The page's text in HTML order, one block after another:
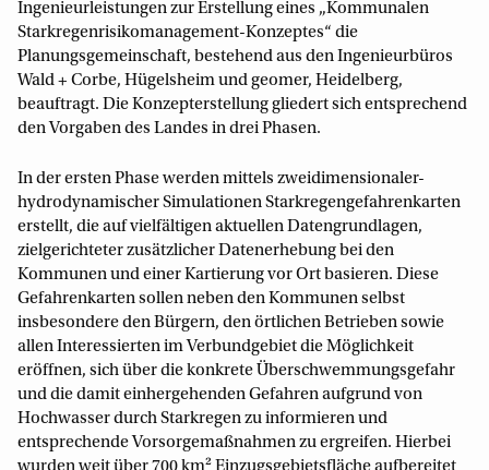
Ingenieurleistungen zur Erstellung eines „Kommunalen
Starkregenrisikomanagement-Konzeptes“ die
Planungsgemeinschaft, bestehend aus den Ingenieurbüros
Wald + Corbe, Hügelsheim und geomer, Heidelberg,
beauftragt. Die Konzepterstellung gliedert sich entsprechend
den Vorgaben des Landes in drei Phasen.
In der ersten Phase werden mittels zweidimensionaler-
hydrodynamischer Simulationen Starkregengefahrenkarten
erstellt, die auf vielfältigen aktuellen Datengrundlagen,
zielgerichteter zusätzlicher Datenerhebung bei den
Kommunen und einer Kartierung vor Ort basieren. Diese
Gefahrenkarten sollen neben den Kommunen selbst
insbesondere den Bürgern, den örtlichen Betrieben sowie
allen Interessierten im Verbundgebiet die Möglichkeit
eröffnen, sich über die konkrete Überschwemmungsgefahr
und die damit einhergehenden Gefahren aufgrund von
Hochwasser durch Starkregen zu informieren und
entsprechende Vorsorgemaßnahmen zu ergreifen. Hierbei